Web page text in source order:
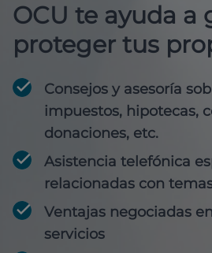
OCU te ayuda a
proteger tus
Consejos y asesoría
impuestos, hipotecas,
donaciones, etc.
Asistencia telefónica
relacionadas con
Ventajas negociadas
servicios